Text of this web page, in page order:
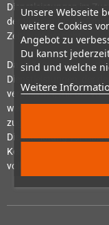
Unsere Webseite
weitere Cookies
Angebot zu
Du kannst
sind und welche
Weitere
Dienstleistungen im
der Vertrag für die
Zeitraum vorsieht.
Das Widerrufsrecht
Dienstleistungen, der
verpflichtet, mit der
wenn der Verbraucher
zugestimmt hat, dass
Dienstleistung vor
Kenntnis davon
vollständiger